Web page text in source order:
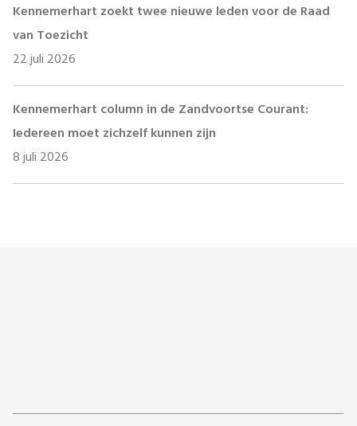
Kennemerhart zoekt twee nieuwe leden voor de Raad
van Toezicht
22 juli 2026
Kennemerhart column in de Zandvoortse Courant:
Iedereen moet zichzelf kunnen zijn
8 juli 2026